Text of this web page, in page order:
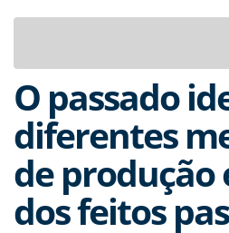
O passado
diferentes
de produção
dos feitos